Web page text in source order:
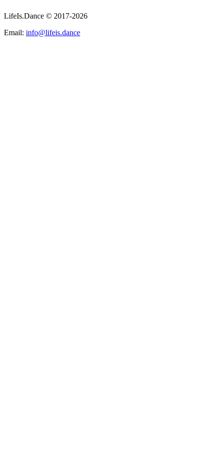
LifeIs.Dance © 2017-2026
Email: info@lifeis.dance